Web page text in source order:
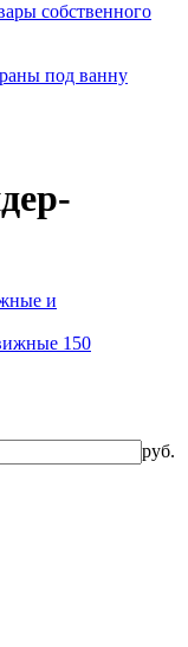
собственного
под ванну
и
150
руб.